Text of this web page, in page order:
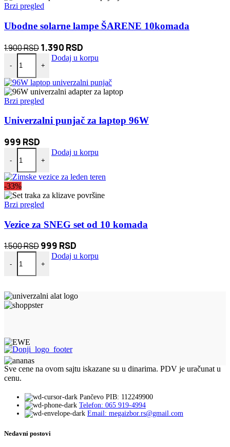
Brzi pregled
Ubodne solarne lampe ŠARENE 10komada
1.900RSDOriginalna
cena
je
bila:
1.900 RSD.
1.390 RSD
cena
1.390 RSD.
-
Ubodne solarne lampe ŠARENE 10komada količina
+
Dodaj u korpu
Brzi pregled
Univerzalni punjač za laptop 96W
999 RSD
-
Univerzalni punjač za laptop 96W količina
+
Dodaj u korpu
-33%
Brzi pregled
Vezice za SNEG set od 10 komada
1.500RSDOriginalna
cena
je
1.500 RSD.
999 RSD
cena
-
Vezice za SNEG set od 10 komada količina
+
Dodaj u korpu
Sve cene na ovom sajtu iskazane su u dinarima. PDV je uračunat u
cenu.
Pančevo PIB: 112249900
Telefon: 065 919-4994
Email: megaizbor.rs@gmail.com
Nedavni postovi